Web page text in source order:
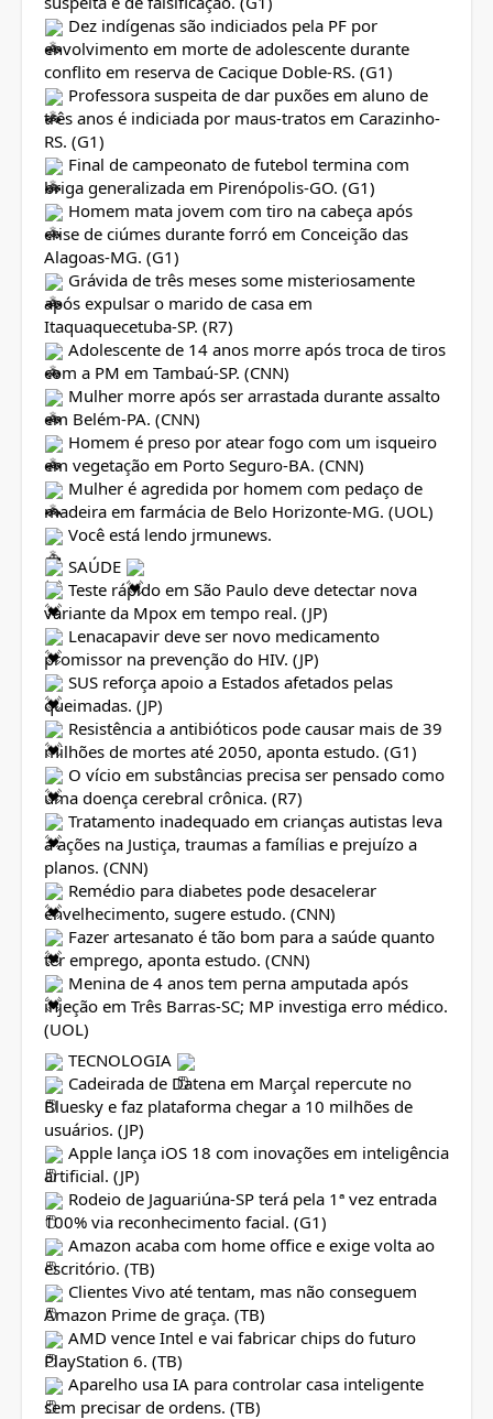
Dez indígenas são indiciados pela PF por
envolvimento em morte de adolescente durante
conflito em reserva de Cacique Doble-RS. (G1)
Professora suspeita de dar puxões em aluno de
três anos é indiciada por maus-tratos em Carazinho-
RS. (G1)
Final de campeonato de futebol termina com
briga generalizada em Pirenópolis-GO. (G1)
Homem mata jovem com tiro na cabeça após
crise de ciúmes durante forró em Conceição das
Alagoas-MG. (G1)
Grávida de três meses some misteriosamente
após expulsar o marido de casa em
Itaquaquecetuba-SP. (R7)
Adolescente de 14 anos morre após troca de tiros
com a PM em Tambaú-SP. (CNN)
Mulher morre após ser arrastada durante assalto
em Belém-PA. (CNN)
Homem é preso por atear fogo com um isqueiro
em vegetação em Porto Seguro-BA. (CNN)
Mulher é agredida por homem com pedaço de
madeira em farmácia de Belo Horizonte-MG. (UOL)
Você está lendo jrmunews.
SAÚDE
Teste rápido em São Paulo deve detectar nova
variante da Mpox em tempo real. (JP)
Lenacapavir deve ser novo medicamento
promissor na prevenção do HIV. (JP)
SUS reforça apoio a Estados afetados pelas
queimadas. (JP)
Resistência a antibióticos pode causar mais de 39
milhões de mortes até 2050, aponta estudo. (G1)
O vício em substâncias precisa ser pensado como
uma doença cerebral crônica. (R7)
Tratamento inadequado em crianças autistas leva
a ações na Justiça, traumas a famílias e prejuízo a
planos. (CNN)
Remédio para diabetes pode desacelerar
envelhecimento, sugere estudo. (CNN)
Fazer artesanato é tão bom para a saúde quanto
ter emprego, aponta estudo. (CNN)
Menina de 4 anos tem perna amputada após
injeção em Três Barras-SC; MP investiga erro médico.
(UOL)
TECNOLOGIA
Cadeirada de Datena em Marçal repercute no
Bluesky e faz plataforma chegar a 10 milhões de
usuários. (JP)
Apple lança iOS 18 com inovações em inteligência
artificial. (JP)
Rodeio de Jaguariúna-SP terá pela 1ª vez entrada
100% via reconhecimento facial. (G1)
Amazon acaba com home office e exige volta ao
escritório. (TB)
Clientes Vivo até tentam, mas não conseguem
Amazon Prime de graça. (TB)
AMD vence Intel e vai fabricar chips do futuro
PlayStation 6. (TB)
Aparelho usa IA para controlar casa inteligente
sem precisar de ordens. (TB)